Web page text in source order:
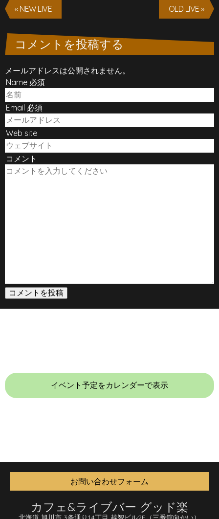
« NEW LIVE OLD LIVE »
コメントを投稿する
メールアドレスは公開されません。
Name 必須
Email 必須
Web site
コメント
イベント予定をカレンダーで表示
お問い合わせフォーム
カフェ&ライブバー グッド楽